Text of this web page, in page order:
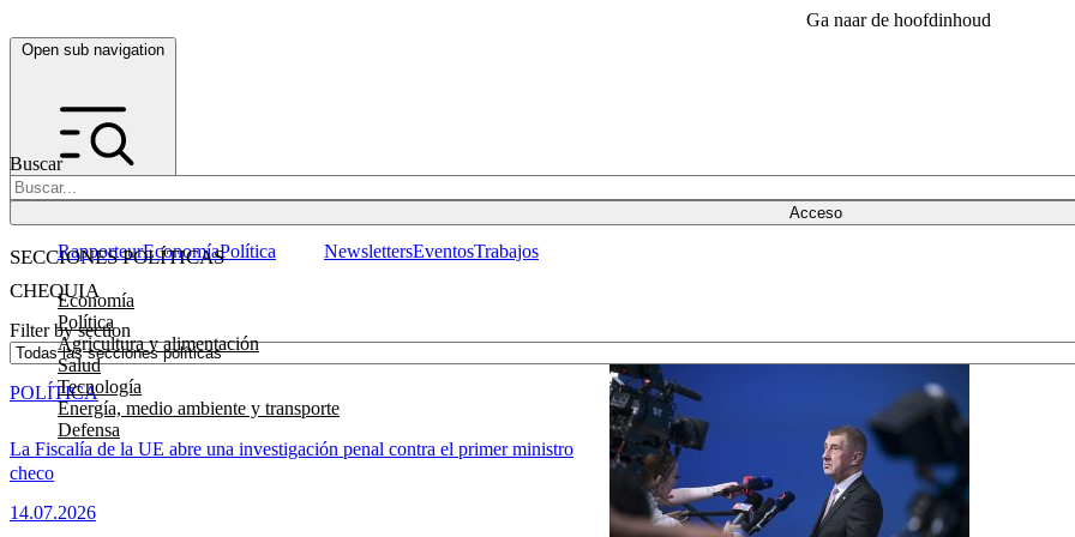
Ga naar de hoofdinhoud
Open sub navigation
Buscar
Acceso
SECCIONES POLÍTICAS
Economía
Política
Agricultura y alimentación
Salud
Tecnología
Energía, medio ambiente y transporte
Defensa
RapporteurEconomíaPolítica NewslettersEventosTrabajos
CHEQUIA
Filter by section
La Fiscalía de la UE abre una investigación penal contra el primer ministro
checo
14.07.2026
POLÍTICA